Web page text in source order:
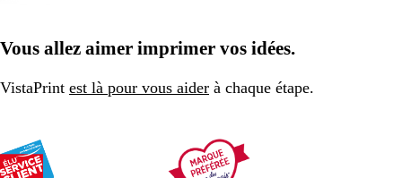
Vous allez aimer imprimer vos idées.
VistaPrint est là pour vous aider à chaque étape.